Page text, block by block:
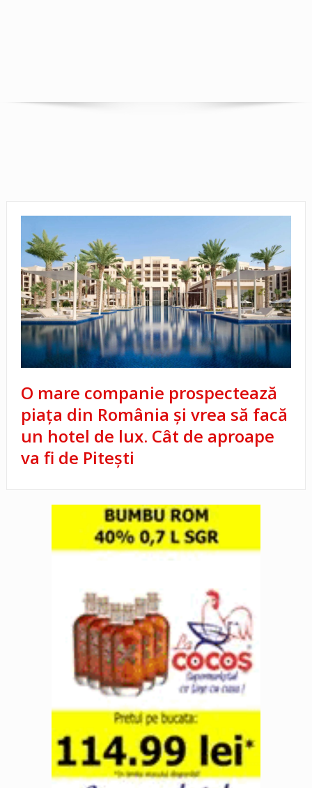
O mare companie prospectează
piața din România și vrea să facă
un hotel de lux. Cât de aproape
va fi de Pitești